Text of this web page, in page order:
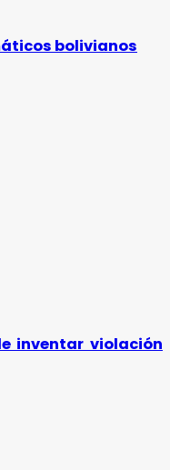
bolivianos
inventar violación